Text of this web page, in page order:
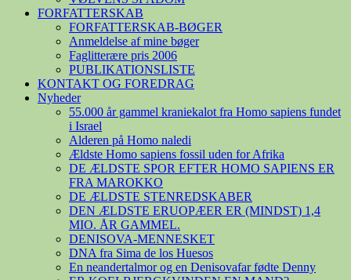
FORFATTERSKAB
FORFATTERSKAB-BØGER
Anmeldelse af mine bøger
Faglitterære pris 2006
PUBLIKATIONSLISTE
KONTAKT OG FOREDRAG
Nyheder
55.000 år gammel kraniekalot fra Homo sapiens fundet
i Israel
Alderen på Homo naledi
Ældste Homo sapiens fossil uden for Afrika
DE ÆLDSTE SPOR EFTER HOMO SAPIENS ER
FRA MAROKKO
DE ÆLDSTE STENREDSKABER
DEN ÆLDSTE ERUOPÆER ER (MINDST) 1,4
MIO. ÅR GAMMEL.
DENISOVA-MENNESKET
DNA fra Sima de los Huesos
En neandertalmor og en Denisovafar fødte Denny